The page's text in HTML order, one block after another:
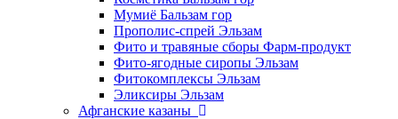
Мумиё Бальзам гор
Прополис-спрей Эльзам
Фито и травяные сборы Фарм-продукт
Фито-ягодные сиропы Эльзам
Фитокомплексы Эльзам
Эликсиры Эльзам
Афганские казаны